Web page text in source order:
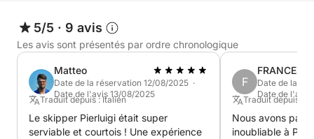
vitesse de croisière 20-23 nœuds, vitesse maximale
40 nœuds,
équipement de sécurité valable jusqu’à 12 milles
nautiques,
système de navigation Simrad,
5/5 · 9 avis
Les avis sont présentés par ordre chronologique
Matteo
Date de la réservation 12/08/2025 ·
Date de l'avis 13/08/2025
Traduit depuis : Italien
Le skipper Pierluigi était super
serviable et courtois ! Une expérience
F
Date de la
Date de l'avis
Traduit depuis :
Nous avons
inoubliable à